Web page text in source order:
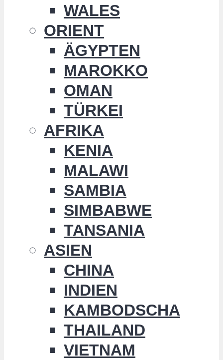
WALES
ORIENT
ÄGYPTEN
MAROKKO
OMAN
TÜRKEI
AFRIKA
KENIA
MALAWI
SAMBIA
SIMBABWE
TANSANIA
ASIEN
CHINA
INDIEN
KAMBODSCHA
THAILAND
VIETNAM